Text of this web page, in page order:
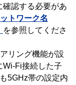
確認する必要があ
トワーク名
を参照してくださ
リング機能が設
Wi-Fi接続した子
5GHz帯の設定内